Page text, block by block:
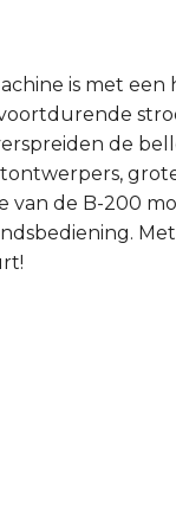
is met een
de
van de B-200